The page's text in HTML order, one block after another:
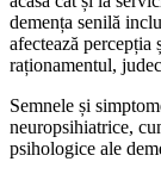
demența senilă
afectează
raționamentul,
Semnele și
neuropsihiatrice,
psihologice ale